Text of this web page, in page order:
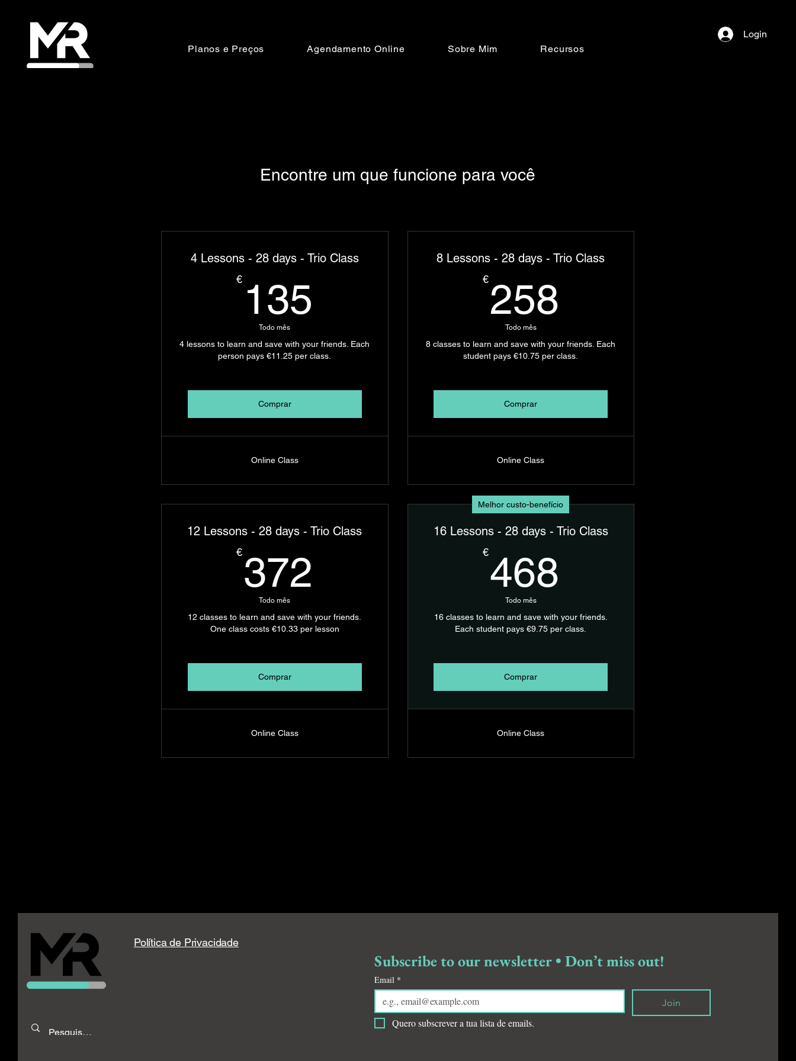
Login
Recursos
Sobre Mim
Agendamento Online
Planos e Preços
Encontre um que funcione para você
4 Lessons - 28 days - Trio Class
€ 135
Todo mês
4 lessons to learn and save with your friends. Each
person pays €11.25 per class.
Comprar
Online Class
8 Lessons - 28 days - Trio Class
€ 258
Todo mês
8 classes to learn and save with your friends. Each
student pays €10.75 per class.
Comprar
Online Class
12 Lessons - 28 days - Trio Class
€372
Todo mês
12 classes to learn and save with your friends.
One class costs €10.33 per lesson
Comprar
Online Class
Melhor custo-benefício
16 Lessons - 28 days - Trio Class
€468
Todo mês
16 classes to learn and save with your friends.
Each student pays €9.75 per class.
Comprar
Online Class
Política de Privacidade
Subscribe to our newsletter • Don’t miss out!
Email *
Join
Quero subscrever a tua lista de emails.